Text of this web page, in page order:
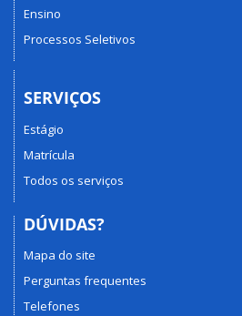
Ensino
Processos Seletivos
SERVIÇOS
Estágio
Matrícula
Todos os serviços
DÚVIDAS?
Mapa do site
Perguntas frequentes
Telefones